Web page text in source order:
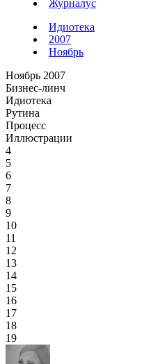
Журналус
Идиотека
2007
Ноябрь
Ноябрь 2007
Бизнес-линч
Идиотека
Рутина
Процесс
Иллюстрации
4
5
6
7
8
9
10
11
12
13
14
15
16
17
18
19